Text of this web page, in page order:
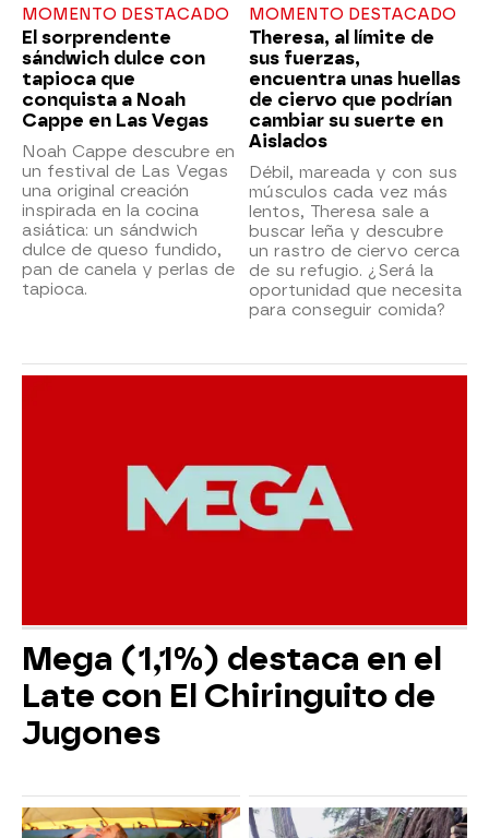
MOMENTO DESTACADO
El sorprendente
sándwich dulce con
tapioca que
conquista a Noah
Cappe en Las Vegas
Noah Cappe descubre en
un festival de Las Vegas
una original creación
inspirada en la cocina
asiática: un sándwich
dulce de queso fundido,
pan de canela y perlas de
tapioca.
MOMENTO DESTACADO
Theresa, al límite de
sus fuerzas,
encuentra unas huellas
de ciervo que podrían
cambiar su suerte en
Aislados
Débil, mareada y con sus
músculos cada vez más
lentos, Theresa sale a
buscar leña y descubre
un rastro de ciervo cerca
de su refugio. ¿Será la
oportunidad que necesita
para conseguir comida?
Mega (1,1%) destaca en el
Late con El Chiringuito de
Jugones